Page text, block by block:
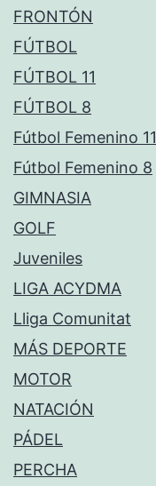
FRONTÓN
FÚTBOL
FÚTBOL 11
FÚTBOL 8
Fútbol Femenino 11
Fútbol Femenino 8
GIMNASIA
GOLF
Juveniles
LIGA ACYDMA
Lliga Comunitat
MÁS DEPORTE
MOTOR
NATACIÓN
PÁDEL
PERCHA